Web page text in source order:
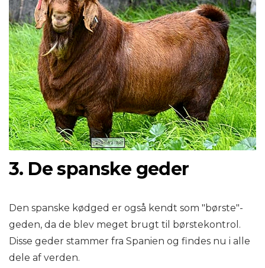
3. De spanske geder
Den spanske kødged er også kendt som "børste"-
geden, da de blev meget brugt til børstekontrol.
Disse geder stammer fra Spanien og findes nu i alle
dele af verden.